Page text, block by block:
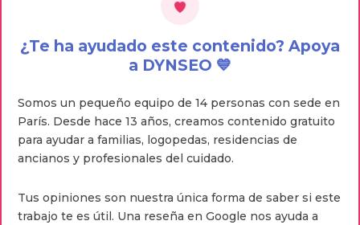
¿Te ha ayudado este contenido? Apoya
a DYNSEO 💙
Somos un pequeño equipo de 14 personas con sede en
París. Desde hace 13 años, creamos contenido gratuito
para ayudar a familias, logopedas, residencias de
ancianos y profesionales del cuidado.
Tus opiniones son nuestra única forma de saber si este
trabajo te es útil. Una reseña en Google nos ayuda a